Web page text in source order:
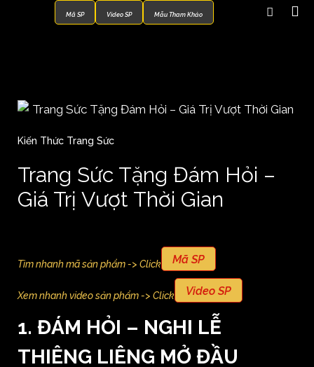
Mã SP Video SP Mẫu Tham Khảo
Kiến Thức Trang Sức
Trang Sức Tặng Đám Hỏi –
Giá Trị Vượt Thời Gian
Tìm nhanh mã sản phẩm -> Click Mã SP
Xem nhanh video sản phẩm -> Click Video SP
1. ĐÁM HỎI – NGHI LỄ
THIÊNG LIÊNG MỞ ĐẦU